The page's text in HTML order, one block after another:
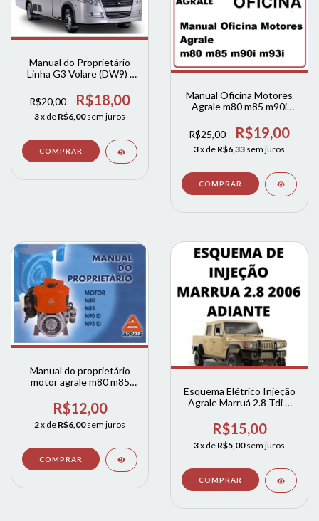
Manual do Proprietário
Linha G3 Volare (DW9) -
R$20,00
R$18,00
3x de R$6,00 sem juros
Manual Oficina Motores
Agrale m80 m85 m90i
R$25,00
R$19,00
3x de R$6,33 sem juros
Manual do proprietário
motor agrale m80 m85
R$12,00
2x de R$6,00 sem juros
Esquema Elétrico Injeção
Agrale Marruá 2.8 Tdi +
R$15,00
3x de R$5,00 sem juros